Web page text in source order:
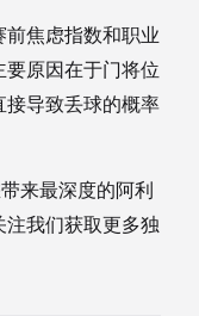
焦虑指数和职业
原因在于门将位
导致丢球的概率
来最深度的阿利
我们获取更多独